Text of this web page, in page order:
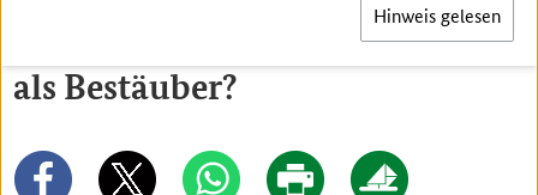
Welche Rolle spielen Hummeln
als Bestäuber?
Hinweis gelesen